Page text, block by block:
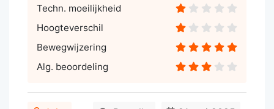
Techn. moeilijkheid
Hoogteverschil
Bewegwijzering
Alg. beoordeling